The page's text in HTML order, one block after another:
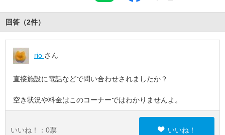
回答（2件）
rio さん
直接施設に電話などで問い合わせされましたか？
空き状況や料金はこのコーナーではわかりませんよ。
いいね！： 0票 いいね！